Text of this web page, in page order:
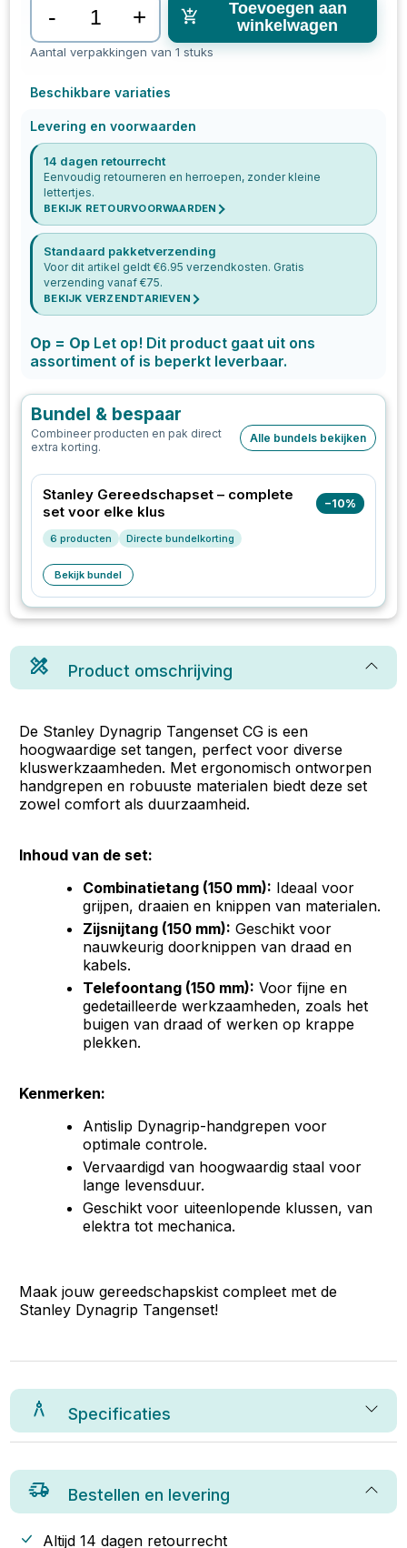
- +
Toevoegen aan
winkelwagen
Aantal verpakkingen van 1 stuks
Beschikbare variaties
Levering en voorwaarden
14 dagen retourrecht
Eenvoudig retourneren en herroepen, zonder kleine
lettertjes.
BEKIJK RETOURVOORWAARDEN
Standaard pakketverzending
Voor dit artikel geldt €6.95 verzendkosten. Gratis
verzending vanaf €75.
BEKIJK VERZENDTARIEVEN
Op = Op Let op! Dit product gaat uit ons
assortiment of is beperkt leverbaar.
Bundel & bespaar
Combineer producten en pak direct
extra korting.
Alle bundels bekijken
Stanley Gereedschapset – complete
set voor elke klus
−10%
6 producten Directe bundelkorting
Bekijk bundel
Product omschrijving
De Stanley Dynagrip Tangenset CG is een
hoogwaardige set tangen, perfect voor diverse
kluswerkzaamheden. Met ergonomisch ontworpen
handgrepen en robuuste materialen biedt deze set
zowel comfort als duurzaamheid.
Inhoud van de set:
Combinatietang (150 mm): Ideaal voor
grijpen, draaien en knippen van materialen.
Zijsnijtang (150 mm): Geschikt voor
nauwkeurig doorknippen van draad en
kabels.
Telefoontang (150 mm): Voor fijne en
gedetailleerde werkzaamheden, zoals het
buigen van draad of werken op krappe
plekken.
Kenmerken:
Antislip Dynagrip-handgrepen voor
optimale controle.
Vervaardigd van hoogwaardig staal voor
lange levensduur.
Geschikt voor uiteenlopende klussen, van
elektra tot mechanica.
Maak jouw gereedschapskist compleet met de
Stanley Dynagrip Tangenset!
Specificaties
Bestellen en levering
Altijd 14 dagen retourrecht